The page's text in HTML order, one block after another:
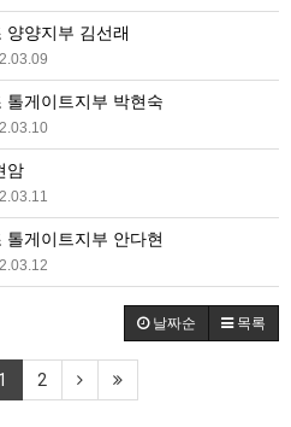
양양지부 김선래
톨게이트지부 박현숙
암
게이트지부 안다현
날짜순 목록
1 2